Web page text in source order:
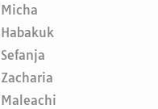
Micha
Habakuk
Sefanja
Zacharia
Maleachi